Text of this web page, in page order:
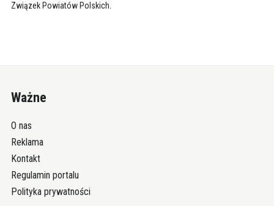
Związek Powiatów Polskich.
Ważne
O nas
Reklama
Kontakt
Regulamin portalu
Polityka prywatności